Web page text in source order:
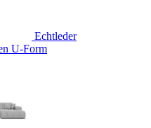
Echtleder
U-Form